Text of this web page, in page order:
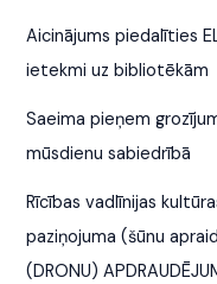
Aicinājums piedalīties
ietekmi uz bibliotēkām
Saeima pieņem
mūsdienu sabiedrībā
Rīcības vadlīnijas
paziņojuma (šūnu
(DRONU)